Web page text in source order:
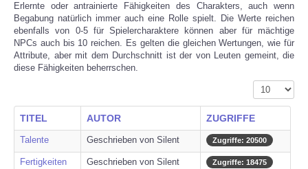
Erlernte oder antrainierte Fähigkeiten des Charakters, auch wenn
Begabung natürlich immer auch eine Rolle spielt. Die Werte reichen
ebenfalls von 0-5 für Spielercharaktere können aber für mächtige
NPCs auch bis 10 reichen. Es gelten die gleichen Wertungen, wie für
Attribute, aber mit dem Durchschnitt ist der von Leuten gemeint, die
diese Fähigkeiten beherrschen.
Anzeige #
TITEL AUTOR ZUGRIFFE
Talente Geschrieben von Silent Zugriffe: 20500
Fertigkeiten Geschrieben von Silent Zugriffe: 18475